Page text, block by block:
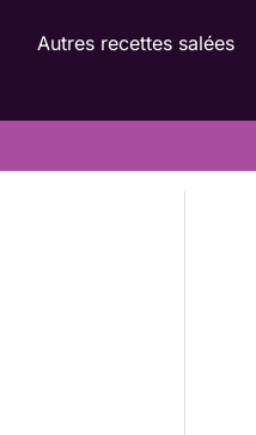
Autres recettes salées